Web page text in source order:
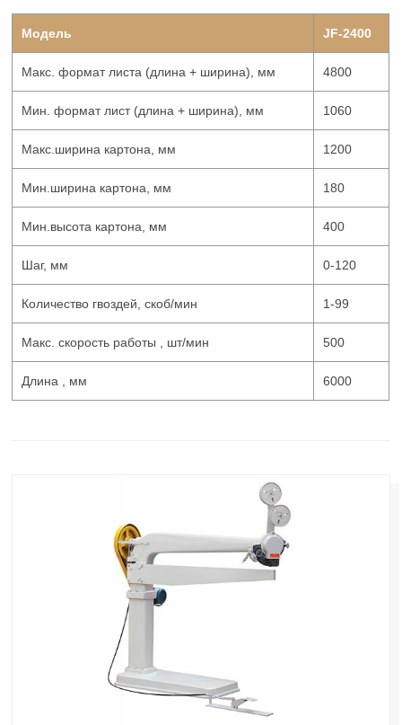
Модель JF-2400
Макс. формат листа (длина + ширина), мм 4800
Мин. формат лист (длина + ширина), мм 1060
Макс.ширина картона, мм 1200
Мин.ширина картона, мм 180
Мин.высота картона, мм 400
Шаг, мм 0-120
Количество гвоздей, скоб/мин 1-99
Макс. скорость работы , шт/мин 500
Длина , мм 6000